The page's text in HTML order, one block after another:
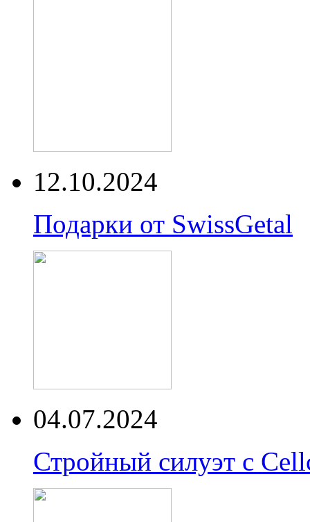
12.10.2024
Подарки от SwissGetal
04.07.2024
Стройный силуэт с